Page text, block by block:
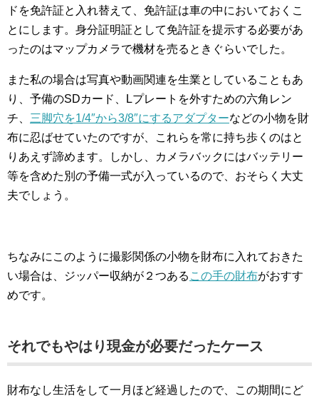
ドを免許証と入れ替えて、免許証は車の中においておくこ
とにします。身分証明証として免許証を提示する必要があ
ったのはマップカメラで機材を売るときぐらいでした。
また私の場合は写真や動画関連を生業としていることもあ
り、予備のSDカード、Lプレートを外すための六角レン
チ、 三脚穴を1/4″から3/8″にするアダプターなどの小物を財
布に忍ばせていたのですが、これらを常に持ち歩くのはと
りあえず諦めます。しかし、カメラバックにはバッテリー
等を含めた別の予備一式が入っているので、おそらく大丈
夫でしょう。
ちなみにこのように撮影関係の小物を財布に入れておきた
い場合は、ジッパー収納が２つある この手の財布がおすす
めです。
それでもやはり現金が必要だったケース
財布なし生活をして一月ほど経過したので、この期間にど